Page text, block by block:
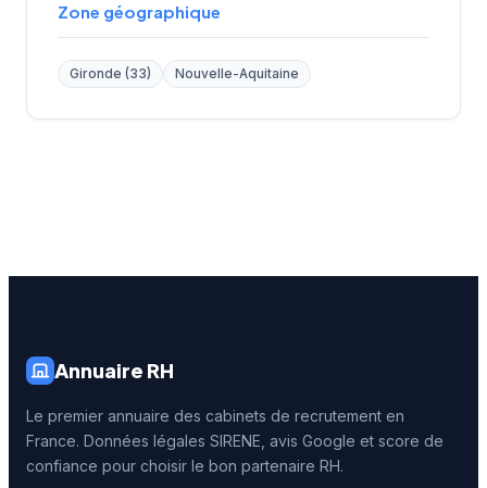
Zone géographique
Gironde (33) Nouvelle-Aquitaine
Annuaire RH
Le premier annuaire des cabinets de recrutement en
France. Données légales SIRENE, avis Google et score de
confiance pour choisir le bon partenaire RH.